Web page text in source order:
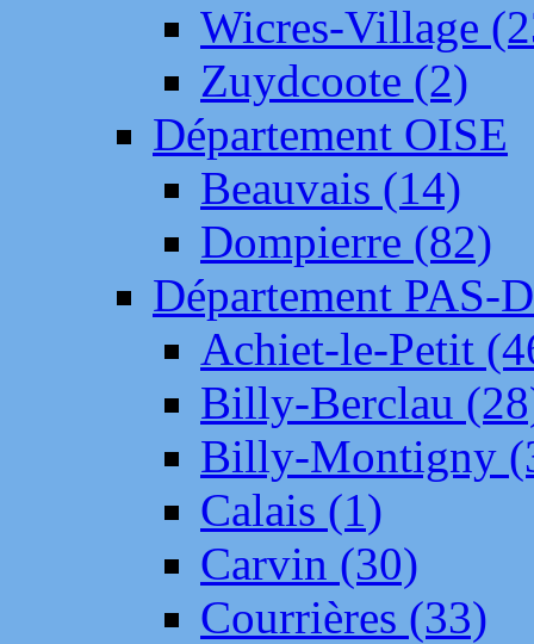
Wicres-Village
Zuydcoote (2)
Département OISE
Beauvais (14)
Dompierre (82)
Département PAS-
Achiet-le-Petit
Billy-Berclau
Billy-Montigny
Calais (1)
Carvin (30)
Courrières (33)